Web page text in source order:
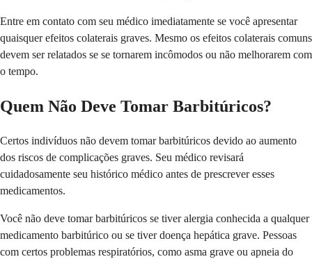
Entre em contato com seu médico imediatamente se você apresentar
quaisquer efeitos colaterais graves. Mesmo os efeitos colaterais comuns
devem ser relatados se se tornarem incômodos ou não melhorarem com
o tempo.
Quem Não Deve Tomar Barbitúricos?
Certos indivíduos não devem tomar barbitúricos devido ao aumento
dos riscos de complicações graves. Seu médico revisará
cuidadosamente seu histórico médico antes de prescrever esses
medicamentos.
Você não deve tomar barbitúricos se tiver alergia conhecida a qualquer
medicamento barbitúrico ou se tiver doença hepática grave. Pessoas
com certos problemas respiratórios, como asma grave ou apneia do